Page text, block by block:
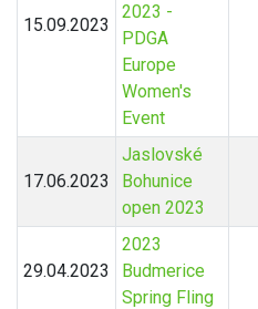
15.09.2023
2023 -
PDGA
Europe
Women's
Event
17.06.2023
Jaslovské
Bohunice
open 2023
29.04.2023
2023
Budmerice
Spring Fling